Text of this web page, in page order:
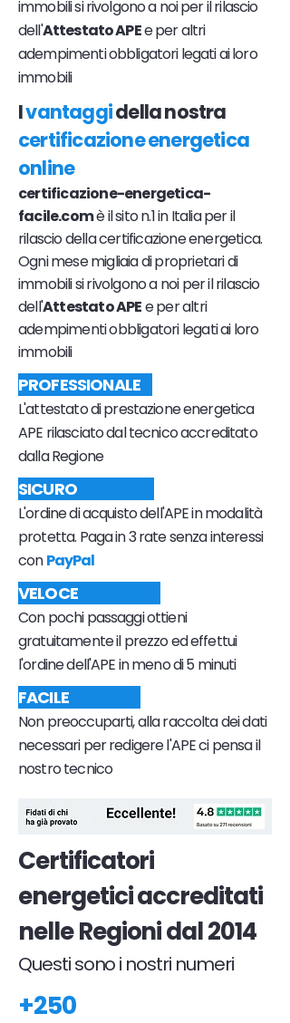
immobili si rivolgono a noi per il rilascio
dell'Attestato APEe per altri
adempimenti obbligatori legati ai loro
immobili
Ivantaggidella nostra
certificazione energetica
online
certificazione-energetica-
facile.comè il sito n.1 in Italia per il
rilascio della certificazione energetica.
Ogni mese migliaia di proprietari di
immobili si rivolgono a noi per il rilascio
dell'Attestato APEe per altri
adempimenti obbligatori legati ai loro
immobili
PROFESSIONALE
L'attestato di prestazione energetica
APE rilasciato dal tecnico accreditato
dalla Regione
SICURO
L'ordine di acquisto dell'APE in modalità
protetta. Paga in 3 rate senza interessi
conPayPal
VELOCE
Con pochi passaggi ottieni
gratuitamente il prezzo ed effettui
l'ordine dell'APE in meno di 5 minuti
FACILE
Non preoccuparti, alla raccolta dei dati
necessari per redigere l'APE ci pensa il
nostro tecnico
Certificatori
energetici accreditati
nelle Regioni dal 2014
Questi sono i nostri numeri
+250